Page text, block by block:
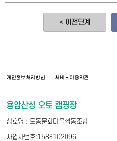
< 이전단계
개인정보처리방침 서비스이용약관
용암산성 오토 캠핑장
상호명 : 도동문화마을협동조합
사업자번호:1588102096